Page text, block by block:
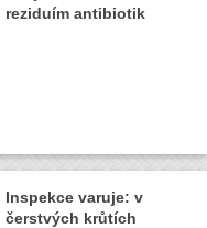
reziduím antibiotik
Inspekce varuje: v
čerstvých krůtích